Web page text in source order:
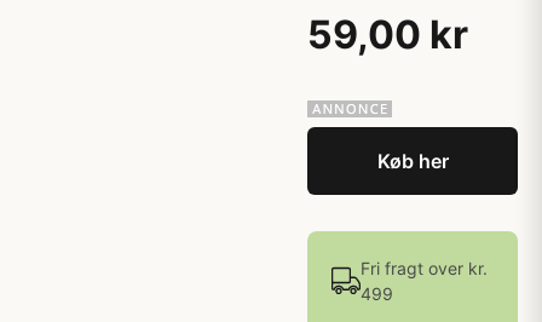
59,00 kr
Køb her
Fri fragt over kr.
499